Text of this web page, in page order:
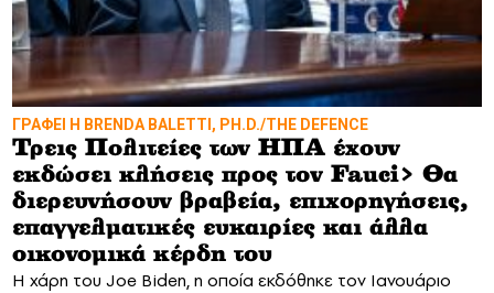
ΓΡΑΦΕΙ Η BRENDA BALETTI, PH.D./THE DEFENCE
Τρεις Πολιτείες των ΗΠΑ έχουν
εκδώσει κλήσεις προς τον Fauci> Θα
διερευνήσουν βραβεία, επιχορηγήσεις,
επαγγελματικές ευκαιρίες και άλλα
οικονομικά κέρδη του
Η χάρη του Joe Biden, η οποία εκδόθηκε τον Ιανουάριο